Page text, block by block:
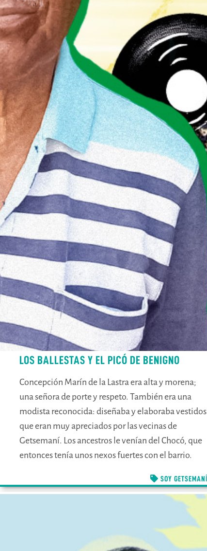
LOS BALLESTAS Y EL PICÓ DE BENIGNO
Concepción Marín de la Lastra era alta y morena;
una señora de porte y respeto. También era una
modista reconocida: diseñaba y elaboraba vestidos
que eran muy apreciados por las vecinas de
Getsemaní. Los ancestros le venían del Chocó, que
entonces tenía unos nexos fuertes con el barrio.
SOY GETSEMANÍ